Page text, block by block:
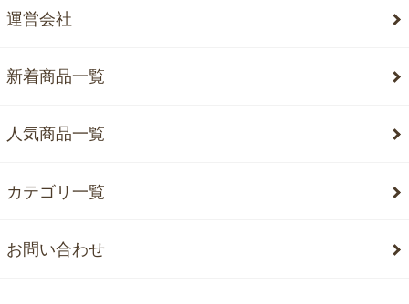
運営会社
新着商品一覧
人気商品一覧
カテゴリ一覧
お問い合わせ